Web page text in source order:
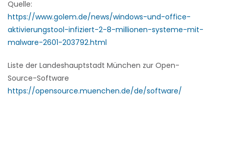
Quelle:
https://www.golem.de/news/windows-und-office-
aktivierungstool-infiziert-2-8-millionen-systeme-mit-
malware-2601-203792.html
Liste der Landeshauptstadt München zur Open-
Source-Software
https://opensource.muenchen.de/de/software/